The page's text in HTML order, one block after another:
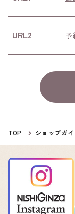
URL2 予
TOP ショップガイ